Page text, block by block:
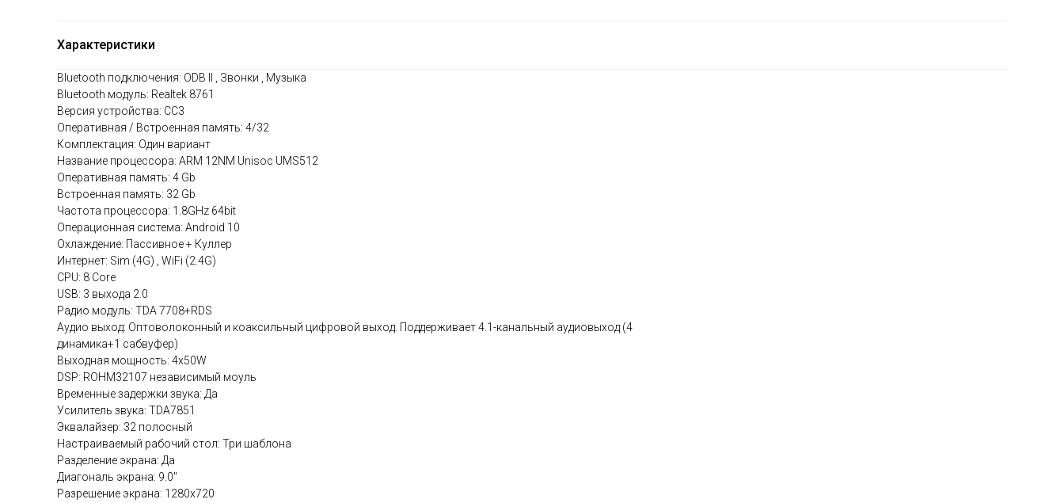
Характеристики
Bluetooth подключения: ODB II , Звонки , Музыка
Bluetooth модуль: Realtek 8761
Версия устройства: CC3
Оперативная / Встроенная память: 4/32
Комплектация: Один вариант
Название процессора: ARM 12NM Unisoc UMS512
Оперативная память: 4 Gb
Встроенная память: 32 Gb
Частота процессора: 1.8GHz 64bit
Операционная система: Android 10
Охлаждение: Пассивное + Куллер
Интернет: Sim (4G) , WiFi (2.4G)
CPU: 8 Core
USB: 3 выхода 2.0
Радио модуль: TDA 7708+RDS
Аудио выход: Оптоволоконный и коаксильный цифровой выход. Поддерживает 4.1-канальный аудиовыход (4
динамика+1 сабвуфер)
Выходная мощность: 4x50W
DSP: ROHM32107 независимый моуль
Временные задержки звука: Да
Усилитель звука: TDA7851
Эквалайзер: 32 полосный
Настраиваемый рабочий стол: Три шаблона
Разделение экрана: Да
Диагональ экрана: 9.0"
Разрешение экрана: 1280x720